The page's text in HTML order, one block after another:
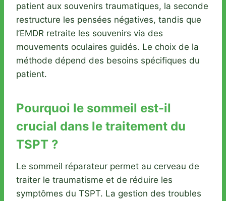
patient aux souvenirs traumatiques, la seconde
restructure les pensées négatives, tandis que
l’EMDR retraite les souvenirs via des
mouvements oculaires guidés. Le choix de la
méthode dépend des besoins spécifiques du
patient.
Pourquoi le sommeil est-il
crucial dans le traitement du
TSPT ?
Le sommeil réparateur permet au cerveau de
traiter le traumatisme et de réduire les
symptômes du TSPT. La gestion des troubles